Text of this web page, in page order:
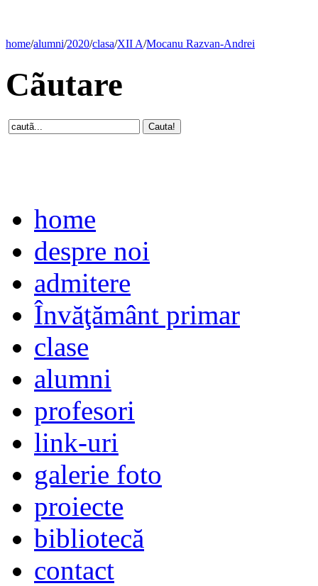
home/alumni/2020/clasa/XII A/Mocanu Razvan-Andrei
Cãutare
home
despre noi
admitere
Învăţământ primar
clase
alumni
profesori
link-uri
galerie foto
proiecte
bibliotecă
contact